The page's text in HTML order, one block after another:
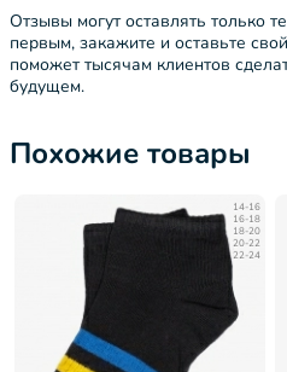
Отзывы могут оставлять только
первым, закажите и оставьте
поможет тысячам клиентов
будущем.
Похожие товары
14-16
16-18
18-20
20-22
22-24